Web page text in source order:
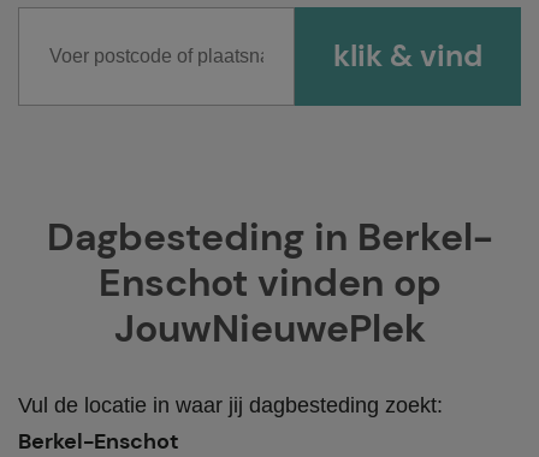
Dagbesteding in Berkel-
Enschot vinden op
JouwNieuwePlek
Vul de locatie in waar jij dagbesteding zoekt:
Berkel-Enschot